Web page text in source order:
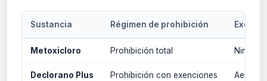
Sustancia Régimen de prohibición
Metoxicloro Prohibición total Ninguna
Declorano Plus Prohibición con exenciones